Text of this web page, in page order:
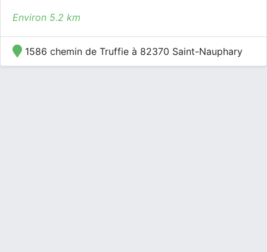
Environ 5.2 km
1586 chemin de Truffie à 82370 Saint-Nauphary